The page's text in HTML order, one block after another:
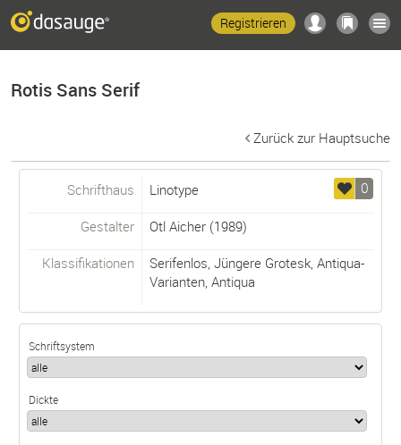
Registrieren
Rotis Sans Serif
Zurück zur Hauptsuche
0
Schrifthaus Linotype
Gestalter Otl Aicher(1989)
Klassifikationen Serifenlos, Jüngere Grotesk, Antiqua-
Varianten, Antiqua
Schriftsystem
Dickte